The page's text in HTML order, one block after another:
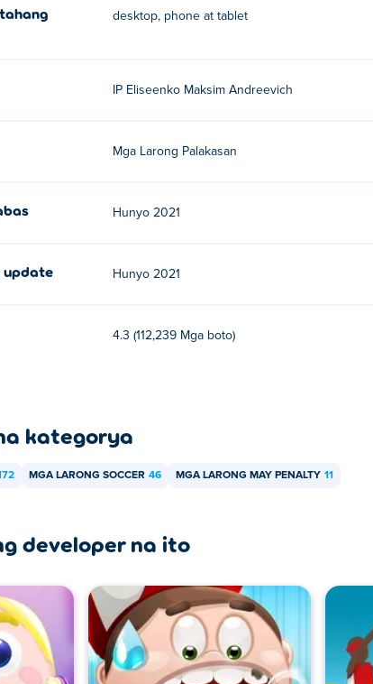
desktop, phone at tablet
IP Eliseenko Maksim Andreevich
Mga Larong Palakasan
Hunyo 2021
update Hunyo 2021
4.3 (112,239 Mga boto)
kategorya
MGA LARONG SOCCER 46 MGA LARONG MAY PENALTY 11
developer na ito